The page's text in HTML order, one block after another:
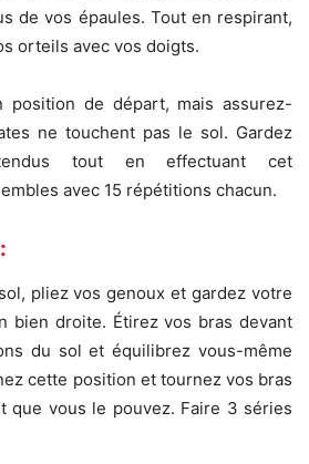
de vos épaules. Tout en respirant,
orteils avec vos doigts.
position de départ, mais assurez-
ne touchent pas le sol. Gardez
tout en effectuant cet
avec 15 répétitions chacun.
pliez vos genoux et gardez votre
bien droite. Étirez vos bras devant
du sol et équilibrez vous-même
cette position et tournez vos bras
que vous le pouvez. Faire 3 séries